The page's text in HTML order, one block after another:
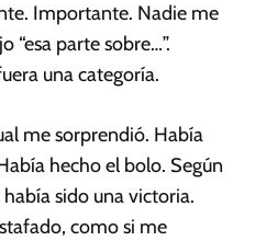
Importante. Nadie me
“esa parte sobre…”.
una categoría.
me sorprendió. Había
hecho el bolo. Según
sido una victoria.
como si me